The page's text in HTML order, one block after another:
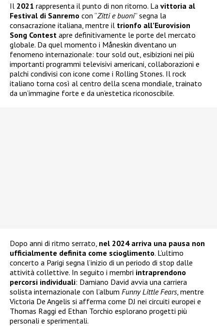
Il 2021 rappresenta il punto di non ritorno. La vittoria al
Festival di Sanremo con “Zitti e buoni” segna la
consacrazione italiana, mentre il trionfo all’Eurovision
Song Contest apre definitivamente le porte del mercato
globale. Da quel momento i Måneskin diventano un
fenomeno internazionale: tour sold out, esibizioni nei più
importanti programmi televisivi americani, collaborazioni e
palchi condivisi con icone come i Rolling Stones. Il rock
italiano torna così al centro della scena mondiale, trainato
da un’immagine forte e da un’estetica riconoscibile.
Dopo anni di ritmo serrato, nel 2024 arriva una pausa non
ufficialmente definita come scioglimento. L’ultimo
concerto a Parigi segna l’inizio di un periodo di stop dalle
attività collettive. In seguito i membri intraprendono
percorsi individuali: Damiano David avvia una carriera
solista internazionale con l’album Funny Little Fears, mentre
Victoria De Angelis si afferma come DJ nei circuiti europei e
Thomas Raggi ed Ethan Torchio esplorano progetti più
personali e sperimentali.